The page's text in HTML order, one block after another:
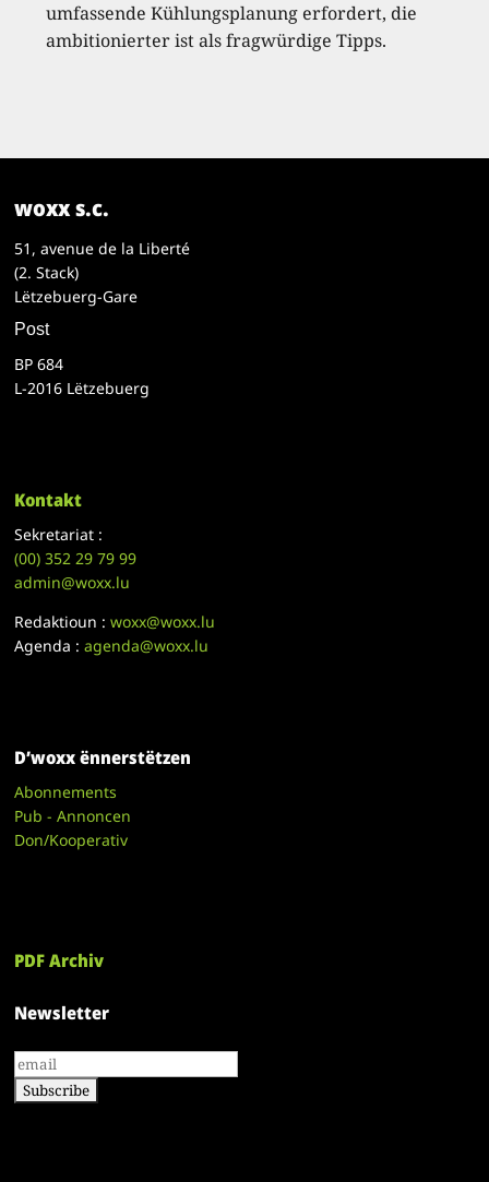
umfassende Kühlungsplanung erfordert, die
ambitionierter ist als fragwürdige Tipps.
woxx s.c.
51, avenue de la Liberté
(2. Stack)
Lëtzebuerg-Gare
Post
BP 684
L-2016 Lëtzebuerg
Kontakt
Sekretariat :
(00)352 29 79 99
admin@woxx.lu
Redaktioun :woxx@woxx.lu
Agenda :agenda@woxx.lu
D’woxx ënnerstëtzen
Abonnements
Pub - Annoncen
Don/Kooperativ
PDF Archiv
Newsletter